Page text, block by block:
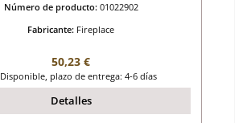
Número de producto: 01022902
Fabricante: Fireplace
Precio normal:
50,23 €
Disponible, plazo de entrega: 4-6 días
Detalles